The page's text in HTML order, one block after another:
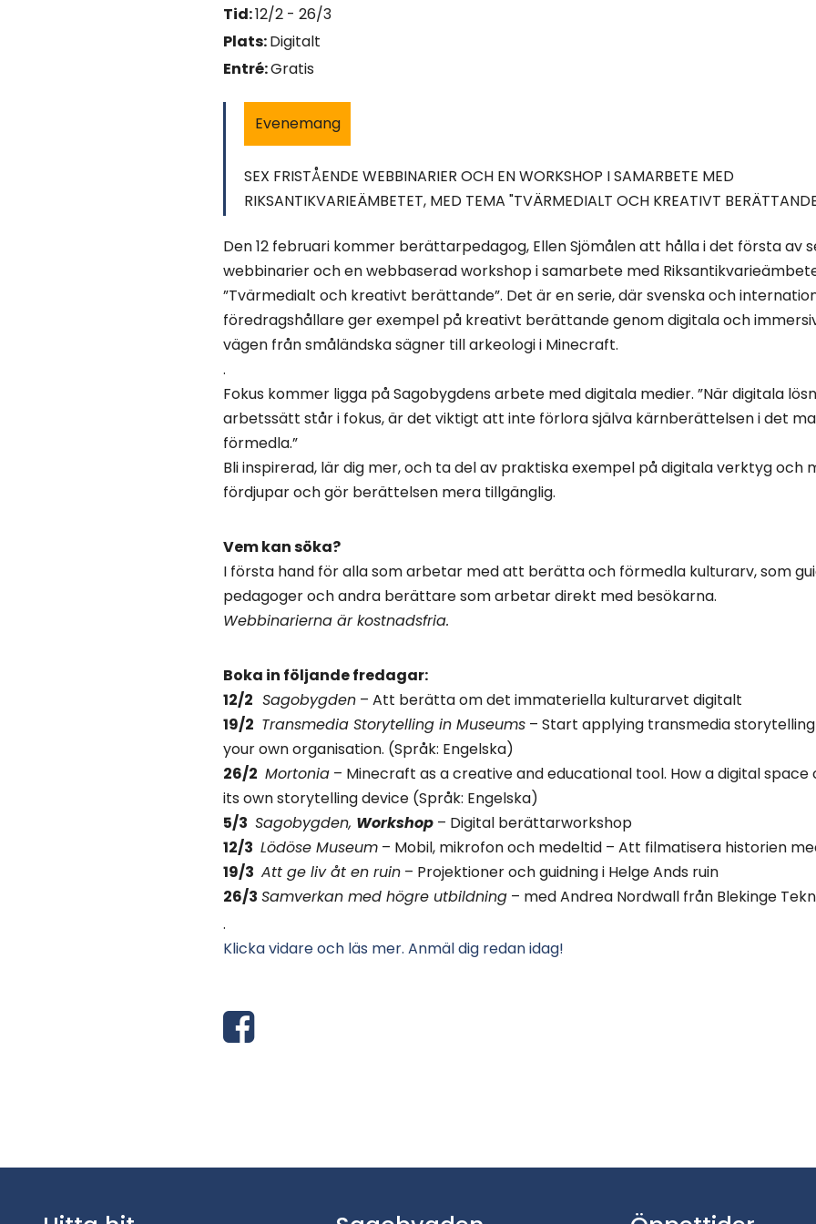
Tid:12/2 - 26/3
Plats:Digitalt
Entré:Gratis
Evenemang
SEX FRISTÅENDE WEBBINARIER OCH EN WORKSHOP I SAMARBETE MED
RIKSANTIKVARIEÄMBETET, MED TEMA "TVÄRMEDIALT OCH KREATIVT
Den 12 februari kommer berättarpedagog, Ellen Sjömålen att hålla i det första av
webbinarier och en webbaserad workshop i samarbete med
”Tvärmedialt och kreativt berättande”. Det är en serie, där svenska och
föredragshållare ger exempel på kreativt berättande genom digitala och
vägen från småländska sägner till arkeologi i Minecraft.
.
Fokus kommer ligga på Sagobygdens arbete med digitala medier. ”När digitala
arbetssätt står i fokus, är det viktigt att inte förlora själva kärnberättelsen i det
förmedla.”
Bli inspirerad, lär dig mer, och ta del av praktiska exempel på digitala verktyg och
fördjupar och gör berättelsen mera tillgänglig.
Vem kan söka?
I första hand för alla som arbetar med att berätta och förmedla kulturarv, som
pedagoger och andra berättare som arbetar direkt med besökarna.
Webbinarierna är kostnadsfria.
Boka in följande fredagar:
12/2 Sagobygden – Att berätta om det immateriella kulturarvet digitalt
19/2 Transmedia Storytelling in Museums – Start applying transmedia
your own organisation. (Språk: Engelska)
26/2 Mortonia – Minecraft as a creative and educational tool. How a digital
its own storytelling device (Språk: Engelska)
5/3 Sagobygden, Workshop – Digital berättarworkshop
12/3 Lödöse Museum – Mobil, mikrofon och medeltid – Att filmatisera historien
19/3 Att ge liv åt en ruin – Projektioner och guidning i Helge Ands ruin
26/3 Samverkan med högre utbildning – med Andrea Nordwall från Blekinge
.
Klicka vidare och läs mer. Anmäl dig redan idag!
D
v